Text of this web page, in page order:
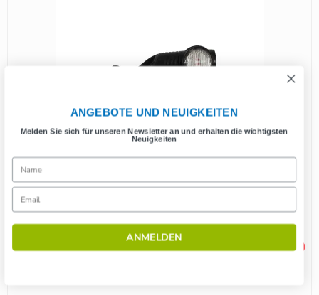
ANGEBOTE UND NEUIGKEITEN
Melden Sie sich für unseren Newsletter an und erhalten die wichtigsten
Neuigkeiten
ANMELDEN